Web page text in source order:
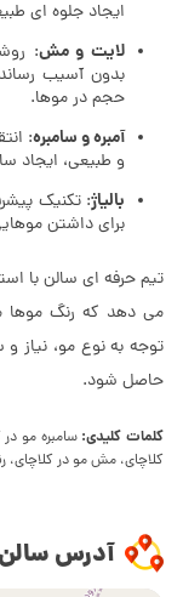
ایجاد جلوه ای
لایت و مش:
بدون آسیب
حجم در موها.
آمبره و سامبره:
و طبیعی، ایجاد
بالیاژ: تکنیک
برای داشتن
تیم حرفه ای سالن با
می دهد که رنگ موها
توجه به نوع مو، نیاز
حاصل شود.
کلمات کلیدی:سامبره مو در
کلاچای، مش مو در کلاچای،
آدرس